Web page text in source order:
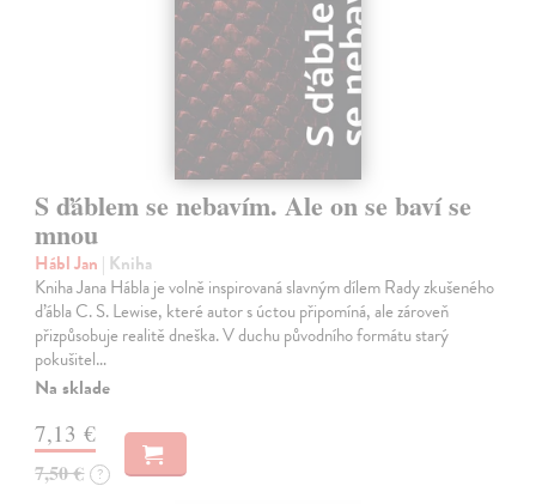
S ďáblem se nebavím. Ale on se baví se
mnou
Hábl Jan | Kniha
Kniha Jana Hábla je volně inspirovaná slavným dílem Rady zkušeného
ďábla C. S. Lewise, které autor s úctou připomíná, ale zároveň
přizpůsobuje realitě dneška. V duchu původního formátu starý
pokušitel…
Na sklade
7,13 €
7,50 € ?